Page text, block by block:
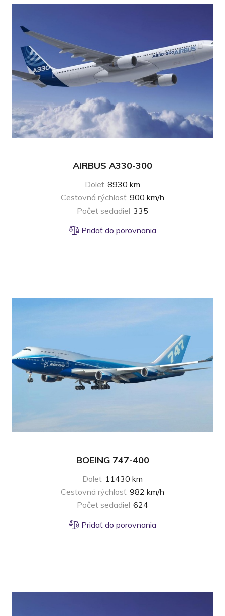
AIRBUS A330-300
Dolet 8930 km
Cestovná rýchlosť 900 km/h
Počet sedadiel 335
Pridať do porovnania
BOEING 747-400
Dolet 11430 km
Cestovná rýchlosť 982 km/h
Počet sedadiel 624
Pridať do porovnania